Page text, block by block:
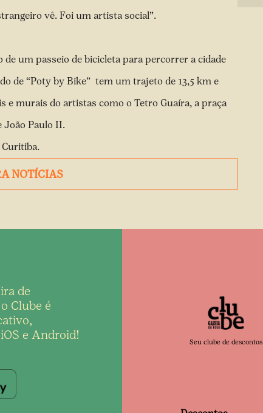
vê. Foi um artista social”.
um passeio de bicicleta para percorrer a cidade
de “Poty by Bike” tem um trajeto de 13,5 km e
e murais do artistas como o Tetro Guaíra, a praça
João Paulo II.
Curitiba.
NOTÍCIAS
de
Clube é
e Android!
Seu clube de descontos